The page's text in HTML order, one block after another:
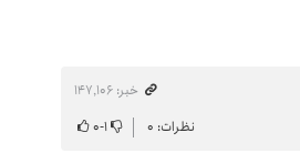
خبر: ۱۴۷٬۱۰۶
نظرات: ۰ ۱-۰